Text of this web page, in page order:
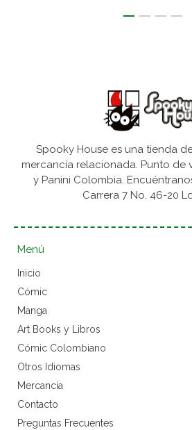
Spooky House es una tienda
mercancía relacionada. Punto de
y Panini Colombia.
Carrera 7 No. 46-20
Menú
Inicio
Cómic
Manga
Art Books y Libros
Cómic Colombiano
Otros Idiomas
Mercancía
Contacto
Preguntas Frecuentes